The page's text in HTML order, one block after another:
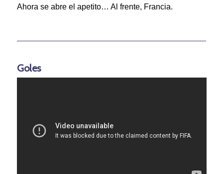
Ahora se abre el apetito… Al frente, Francia.
Goles